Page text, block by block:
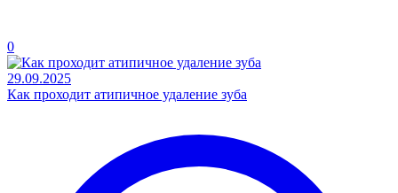
0
29.09.2025
Как проходит атипичное удаление зуба